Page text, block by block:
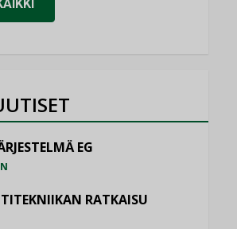
EG
RATKAISU